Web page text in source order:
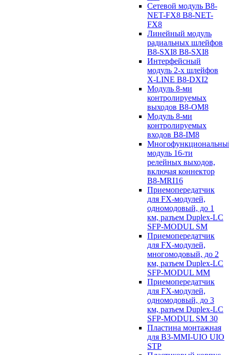
Сетевой модуль B8-
NET-FX8 B8-NET-
FX8
Линейный модуль
радиальных шлейфов
B8-SXI8 B8-SXI8
Интерфейсный
модуль 2-х шлейфов
X-LINE B8-DXI2
Модуль 8-ми
контролируемых
выходов B8-OM8
Модуль 8-ми
контролируемых
входов B8-IM8
модуль 16-ти
релейных выходов,
включая коннектор
B8-MRI16
Приемопередатчик
для FX-модулей,
одномодовый, до 1
км, разъем Duplex-LC
SFP-MODUL SM
Приемопередатчик
для FX-модулей,
многомодовый, до 2
км, разъем Duplex-LC
SFP-MODUL MM
Приемопередатчик
для FX-модулей,
одномодовый, до 3
км, разъем Duplex-LC
SFP-MODUL SM 30
Пластина монтажная
для B3-MMI-UIO UIO
STP